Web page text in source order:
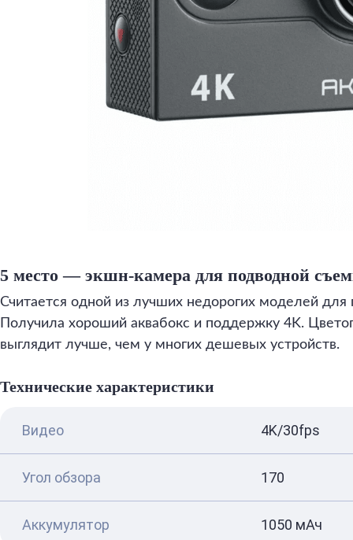
5 место — экшн-камера для подводной
Считается одной из лучших недорогих моделей
Получила хороший аквабокс и поддержку 4K.
выглядит лучше, чем у многих дешевых устройств.
Технические характеристики
Видео 4K/30fps
Угол обзора 170
Аккумулятор 1050 мАч